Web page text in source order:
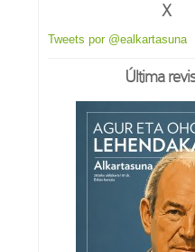
X
Tweets por @ealkartasuna
Última